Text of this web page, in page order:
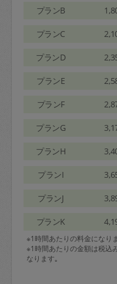
プランB
プランC
プランD
プランE
プランF
プランG
プランH
プランI
プランJ
プランK
※1時間あたりの料金になりま
※1時間あたりの金額は税込
なります｡